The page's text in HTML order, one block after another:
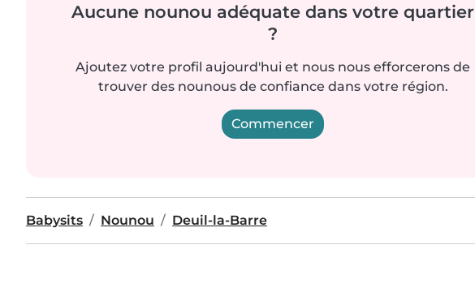
Aucune nounou adéquate dans votre quartier
?
Ajoutez votre profil aujourd'hui et nous nous efforcerons de
trouver des nounous de confiance dans votre région.
Commencer
Babysits Nounou Deuil-la-Barre